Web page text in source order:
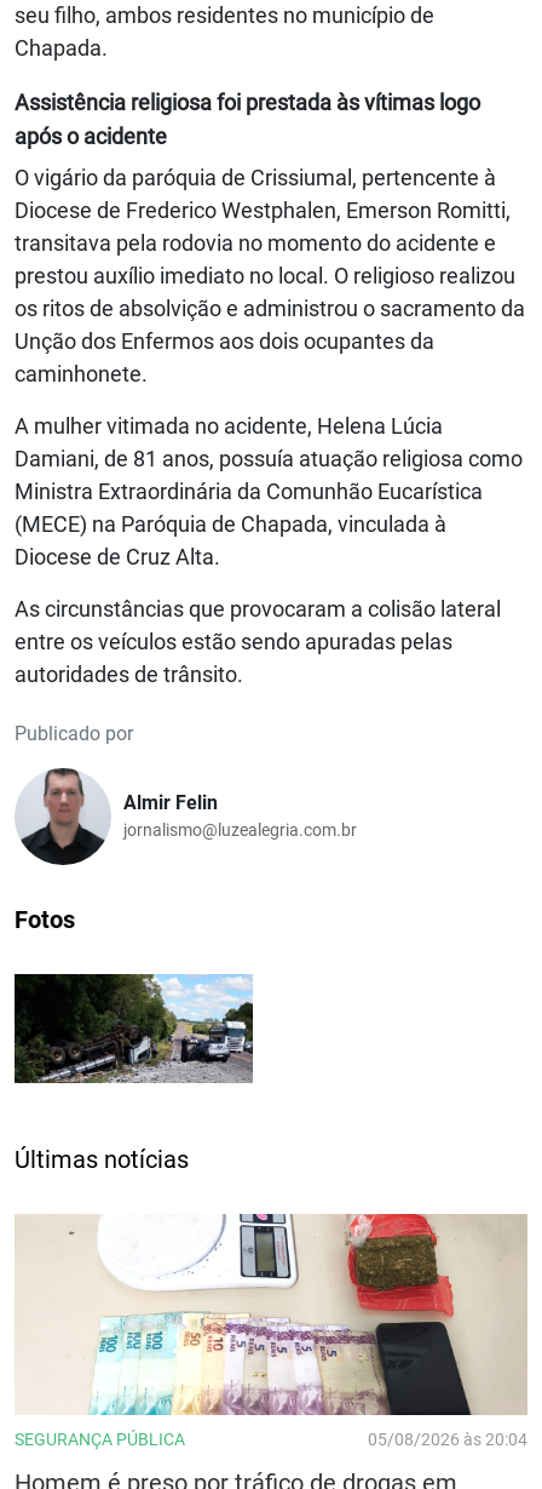
seu filho, ambos residentes no município de
Chapada.
Assistência religiosa foi prestada às vítimas logo
após o acidente
O vigário da paróquia de Crissiumal, pertencente à
Diocese de Frederico Westphalen, Emerson Romitti,
transitava pela rodovia no momento do acidente e
prestou auxílio imediato no local. O religioso realizou
os ritos de absolvição e administrou o sacramento da
Unção dos Enfermos aos dois ocupantes da
caminhonete.
A mulher vitimada no acidente, Helena Lúcia
Damiani, de 81 anos, possuía atuação religiosa como
Ministra Extraordinária da Comunhão Eucarística
(MECE) na Paróquia de Chapada, vinculada à
Diocese de Cruz Alta.
As circunstâncias que provocaram a colisão lateral
entre os veículos estão sendo apuradas pelas
autoridades de trânsito.
Publicado por
Almir Felin
jornalismo@luzealegria.com.br
Fotos
Últimas notícias
SEGURANÇA PÚBLICA 05/08/2026 às 20:04
Homem é preso por tráfico de drogas em